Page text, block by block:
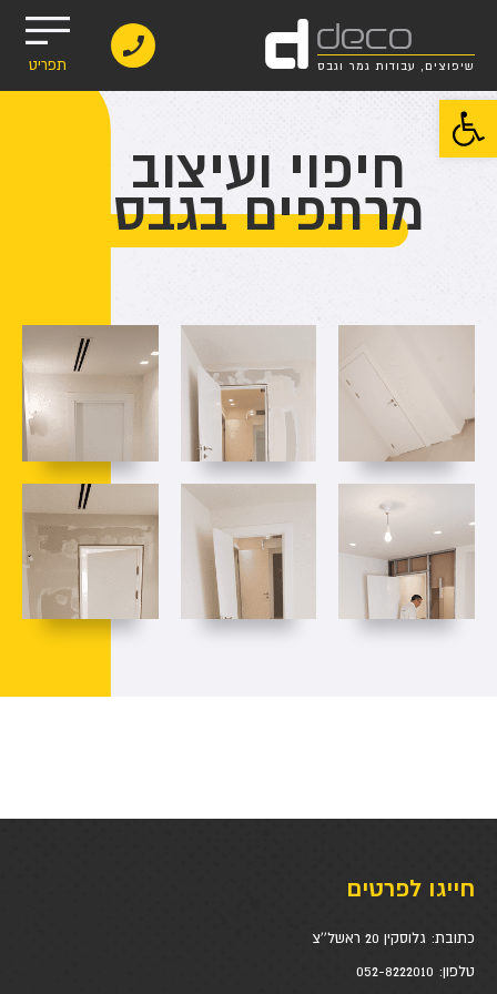
פתח סרגל נגישות
deco
d שיפוצים, עבודות גמר וגבס תפריט
חיפוי ועיצוב
מרתפים בגבס
חייגו לפרטים
כתובת: גלוסקין 20 ראשל''צ
טלפון: 052-8222010